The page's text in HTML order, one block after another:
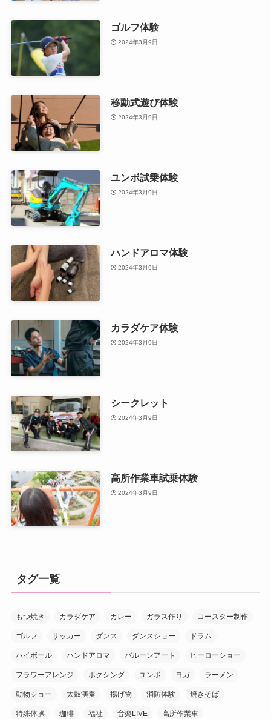
ゴルフ体験
2024年3月9日
移動式遊び体験
2024年3月9日
ユンボ試乗体験
2024年3月9日
ハンドアロマ体験
2024年3月9日
カラダケア体験
2024年3月9日
シークレット
2024年3月9日
高所作業車試乗体験
2024年3月9日
タグ一覧
もつ焼き カラダケア カレー ガラス作り コースター制作
ゴルフ サッカー ダンス ダンスショー ドラム
ハイボール ハンドアロマ バルーンアート ヒーローショー
フラワーアレンジ ボクシング ユンボ ヨガ ラーメン
動物ショー 太鼓演奏 揚げ物 消防体験 焼きそば
特殊体操 珈琲 福祉 音楽LIVE 高所作業車